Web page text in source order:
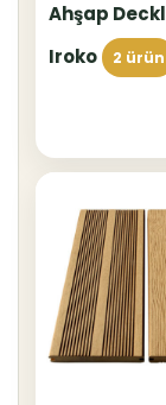
Ahşap
Iroko
2 ürün